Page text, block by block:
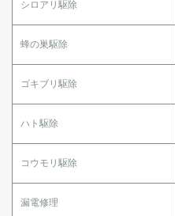
シロアリ駆除
蜂の巣駆除
ゴキブリ駆除
ハト駆除
コウモリ駆除
漏電修理